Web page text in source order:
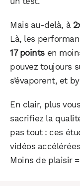
Mais au-delà, à
Là, les
17 pointsen
pouvez toujours
s’évaporent, et
En clair, plus
sacrifiez la
pas tout : ces
vidéos
Moins de plaisir